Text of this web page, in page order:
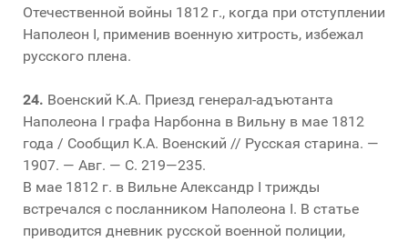
Отечественной войны 1812 г., когда при отступлении
Наполеон I, применив военную хитрость, избежал
русского плена.
24. Военский К.А. Приезд генерал-адъютанта
Наполеона I графа Нарбонна в Вильну в мае 1812
года / Сообщил К.А. Военский // Русская старина. —
1907. — Авг. — С. 219—235.
В мае 1812 г. в Вильне Александр I трижды
встречался с посланником Наполеона I. В статье
приводится дневник русской военной полиции,